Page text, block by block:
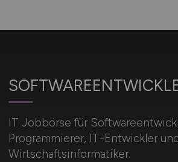
IT Jobbörse für
Programmierer, IT-Entwickler
Wirtschaftsinformatiker.